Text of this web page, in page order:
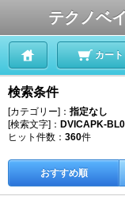
テクノベ
カート
検索条件
[カテゴリー]： 指定なし
[検索文字]： DVICAPK-BL0
ヒット件数： 360件
おすすめ順